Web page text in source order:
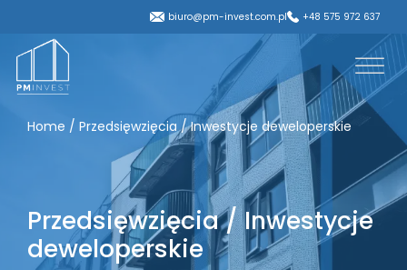
biuro@pm-invest.com.pl +48 575 972 637
Home / Przedsięwzięcia / Inwestycje deweloperskie
Przedsięwzięcia / Inwestycje
deweloperskie